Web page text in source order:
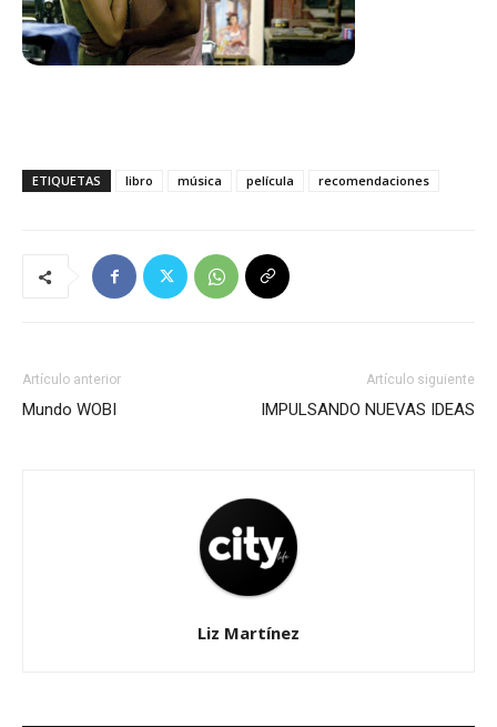
ETIQUETAS libro música película recomendaciones
Artículo anterior
Mundo WOBI
Artículo siguiente
IMPULSANDO NUEVAS IDEAS
Liz Martínez